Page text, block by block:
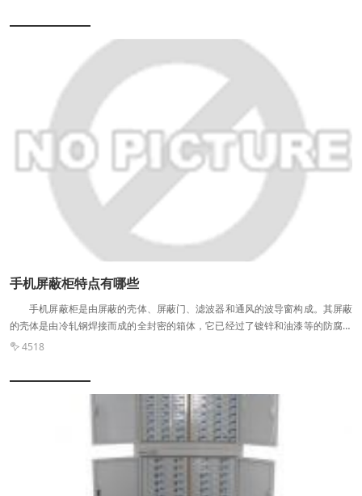
放，同样也适用于家庭物品的存放归纳，具有防火防盗防磁防潮的功能特点。随
着经济的发展，每个家庭的贵重物品越来越多，但盗窃案件频发，因此电子保密
柜的使用者也越来越多，电子保密柜的选购是众多保密柜使用者***关注的。
选购电子保密柜的六大注意事项： 一、门板厚度 一般门板厚度达
8-10毫米，柜体厚度6毫米以上，这样才能保证防盗的性能，我们选购时一定要
向厂家或供应商询问钢板厚度。 二、外观整洁 柜体外表面漆膜(或喷塑
膜)的色泽应该是均匀一致的，不能有明显的裂纹、气袍、斑点等缺陷。
三、有无备用钥匙 电子保密柜是不需要任何的备用钥匙的，如果是使用钥匙
的话，那保密柜的保密性就仅仅只是一个普通锁的性质。已经不具备电子保密柜
的要求了。 四、密码锁 采用保密局认证密码锁：电子保密柜的密码锁
有保密局立项开发，保密技术研究所监制的。 五、有无报警功能 电子
保密柜必须要有报警功能。一旦输入密码或是指纹输入错误超过三次，电子保密
柜即可报警。 六、是否具有防破坏的功能 电子保密柜***重要的是要具
有防破坏功能。国家和公安部对防盗保险柜的质量是非常重视的，分别在上海和
北京成立了公安部安全防范报警系统产品质量监督检验测试中心和公安部安全与
警用电子产品质量检测中心，负责对全国的电子保密柜产品的生产进行监督检
测。因此消费者在选择这类产品时一定要购买经检验合格的产品，使电子保密柜
真正起到保险的作用。
手机屏蔽柜特点有哪些
手机屏蔽柜是由屏蔽的壳体、屏蔽门、滤波器和通风的波导窗构成。其屏蔽
的壳体是由冷轧钢焊接而成的全封密的箱体，它已经过了镀锌和油漆等的防腐蚀
的处理。屏蔽门是由材质较好的屏蔽弹簧、冷轧钢焊成的门扇而组成的。滤波器
面。 1、设计工艺堪称***：此柜在剪裁、铆焊以及弯折等工艺方面比较优
良并且精密。 2、选用的材质都非常得优良：现在，手机屏蔽柜以其独特的
结构以及其特点，受到了很***政机关的青睐，使用越来越广泛。 3、性能
比较优：这种手机屏蔽柜的屏蔽效果完全地符合国家的标准以及国际标准。
 4518